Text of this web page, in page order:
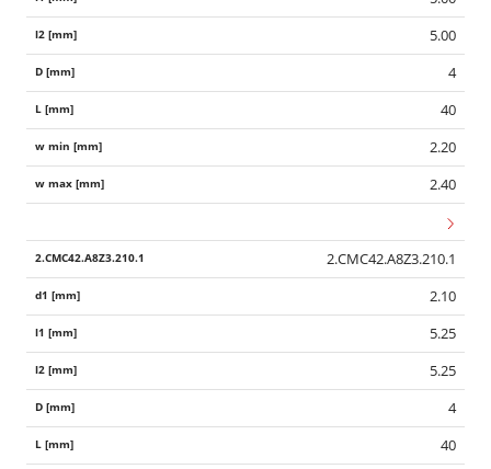
5.00
4
40
2.20
2.40
2.CMC42.A8Z3.210.1
2.10
5.25
5.25
4
40